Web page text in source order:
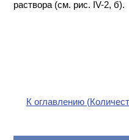
раствора (см. рис. IV-2, б).
К оглавлению